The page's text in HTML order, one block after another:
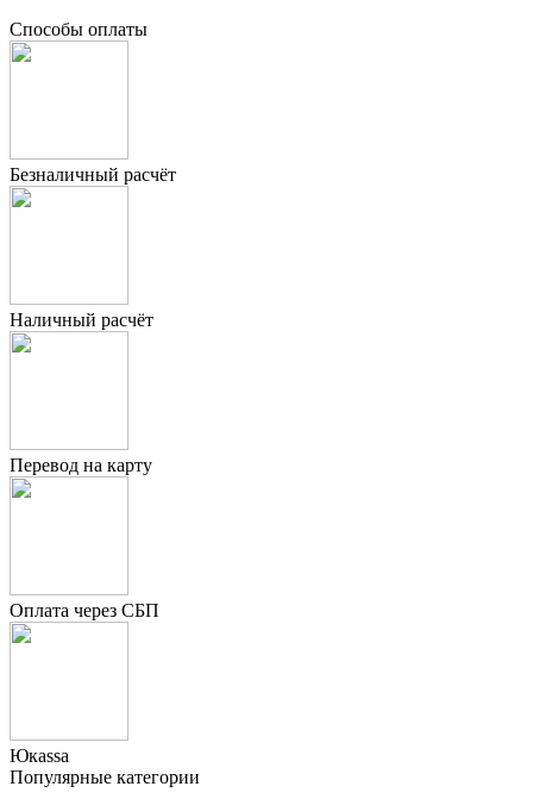
Способы оплаты
Безналичный расчёт
Наличный расчёт
Перевод на карту
Оплата через СБП
Юкаssа
Популярные категории